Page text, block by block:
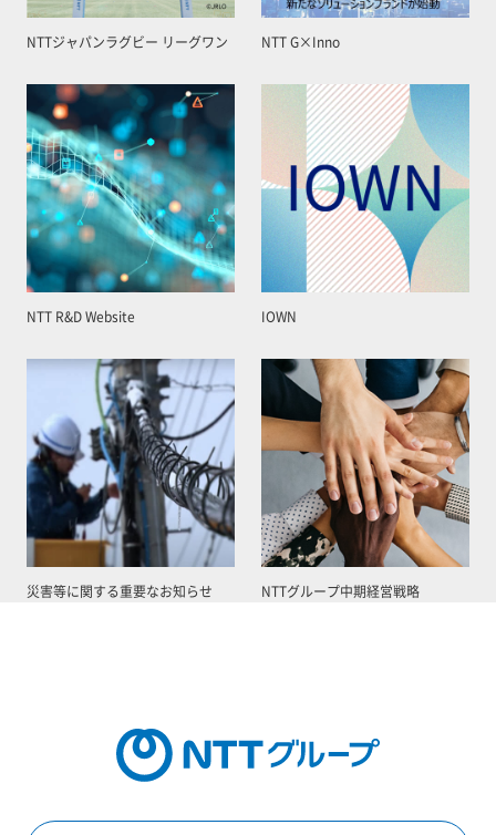
NTTジャパンラグビー リーグワン NTT G×Inno
NTT R&D Website IOWN
災害等に関する重要なお知らせ NTTグループ中期経営戦略